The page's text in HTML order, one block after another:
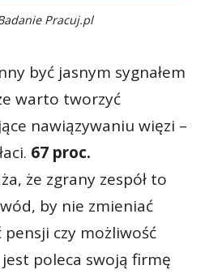
Pracuj.pl
być jasnym sygnałem
warto tworzyć
nawiązywaniu więzi –
67 proc.
że zgrany zespół to
by nie zmieniać
pensji czy możliwość
jest poleca swoją firmę